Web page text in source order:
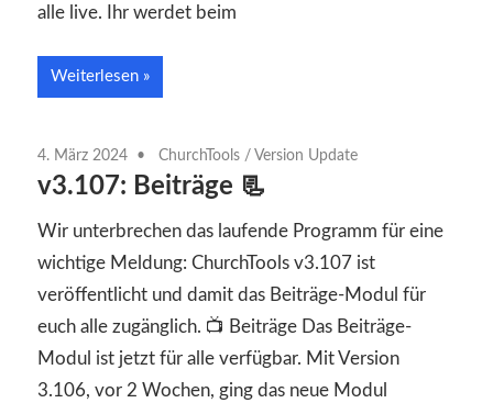
alle live. Ihr werdet beim
Weiterlesen
4. März 2024 ChurchTools / Version Update
v3.107: Beiträge 📃
Wir unterbrechen das laufende Programm für eine
wichtige Meldung: ChurchTools v3.107 ist
veröffentlicht und damit das Beiträge-Modul für
euch alle zugänglich. 📺 Beiträge Das Beiträge-
Modul ist jetzt für alle verfügbar. Mit Version
3.106, vor 2 Wochen, ging das neue Modul